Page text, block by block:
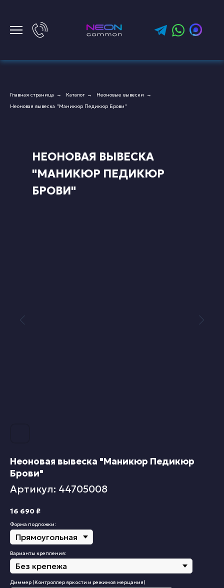
Главная страница → Каталог → Неоновые вывески →
Неоновая вывеска "Маникюр Педикюр Брови"
НЕОНОВАЯ ВЫВЕСКА
"МАНИКЮР ПЕДИКЮР
БРОВИ"
Неоновая вывеска "Маникюр Педикюр
Брови"
Артикул: 44705008
16 690₽
Форма подложки:
Варианты крепления:
Диммер (Контроллер яркости и режимов мерцания)